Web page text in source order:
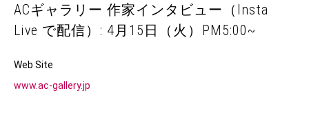
ACギャラリー 作家インタビュー（Insta
Live で配信）: 4月15日（火）PM5:00~
Web Site
www.ac-gallery.jp